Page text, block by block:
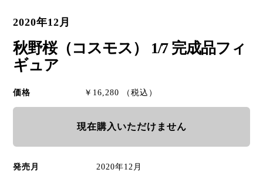
2020年12月
秋野桜（コスモス） 1/7 完成品フィ
ギュア
価格 ￥16,280 （税込）
現在購入いただけません
発売月 2020年12月